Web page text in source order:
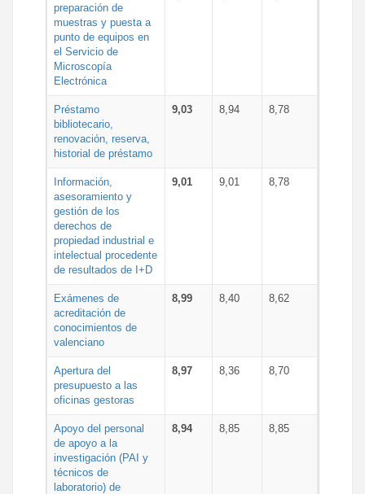
preparación de
muestras y puesta a
punto de equipos en
el Servicio de
Microscopía
Electrónica
Préstamo
bibliotecario,
renovación, reserva,
historial de préstamo
9,03 8,94 8,78
Información,
asesoramiento y
gestión de los
derechos de
propiedad industrial e
intelectual procedente
de resultados de I+D
9,01 9,01 8,78
Exámenes de
acreditación de
conocimientos de
valenciano
8,99 8,40 8,62
Apertura del
presupuesto a las
oficinas gestoras
8,97 8,36 8,70
Apoyo del personal
de apoyo a la
investigación (PAI y
técnicos de
laboratorio) de
8,94 8,85 8,85